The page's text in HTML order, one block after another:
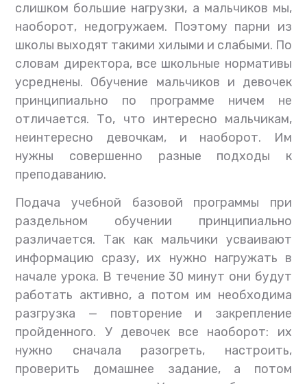
слишком большие нагрузки, а мальчиков мы,
наоборот, недогружаем. Поэтому парни из
школы выходят такими хилыми и слабыми. По
словам директора, все школьные нормативы
усреднены. Обучение мальчиков и девочек
принципиально по программе ничем не
отличается. То, что интересно мальчикам,
неинтересно девочкам, и наоборот. Им
нужны совершенно разные подходы к
преподаванию.
Подача учебной базовой программы при
раздельном обучении принципиально
различается. Так как мальчики усваивают
информацию сразу, их нужно нагружать в
начале урока. В течение 30 минут они будут
работать активно, а потом им необходима
разгрузка — повторение и закрепление
пройденного. У девочек все наоборот: их
нужно сначала разогреть, настроить,
проверить домашнее задание, а потом